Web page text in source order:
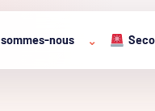
sommes-nous ⌄